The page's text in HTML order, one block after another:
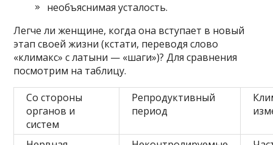
необъяснимая усталость.
Легче ли женщине, когда она вступает в новый
этап своей жизни (кстати, переводя слово
«климакс» с латыни — «шаги»)? Для сравнения
посмотрим на таблицу.
Со стороны
органов и
систем
Репродуктивный
период